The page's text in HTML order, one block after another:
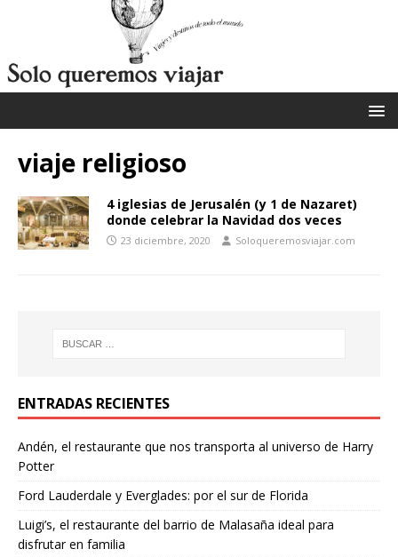
viaje religioso
4 iglesias de Jerusalén (y 1 de Nazaret)
donde celebrar la Navidad dos veces
23 diciembre, 2020 Soloqueremosviajar.com
ENTRADAS RECIENTES
Andén, el restaurante que nos transporta al universo de Harry
Potter
Ford Lauderdale y Everglades: por el sur de Florida
Luigi’s, el restaurante del barrio de Malasaña ideal para
disfrutar en familia